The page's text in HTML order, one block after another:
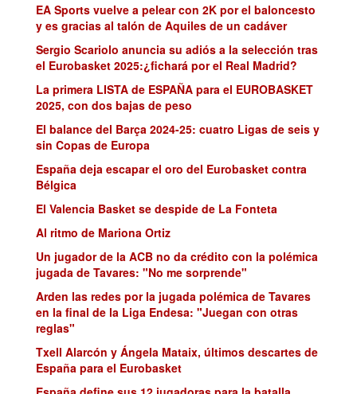
EA Sports vuelve a pelear con 2K por el baloncesto
y es gracias al talón de Aquiles de un cadáver
Sergio Scariolo anuncia su adiós a la selección tras
el Eurobasket 2025:¿fichará por el Real Madrid?
La primera LISTA de ESPAÑA para el EUROBASKET
2025, con dos bajas de peso
El balance del Barça 2024-25: cuatro Ligas de seis y
sin Copas de Europa
España deja escapar el oro del Eurobasket contra
Bélgica
El Valencia Basket se despide de La Fonteta
Al ritmo de Mariona Ortiz
Un jugador de la ACB no da crédito con la polémica
jugada de Tavares: "No me sorprende"
Arden las redes por la jugada polémica de Tavares
en la final de la Liga Endesa: "Juegan con otras
reglas"
Txell Alarcón y Ángela Mataix, últimos descartes de
España para el Eurobasket